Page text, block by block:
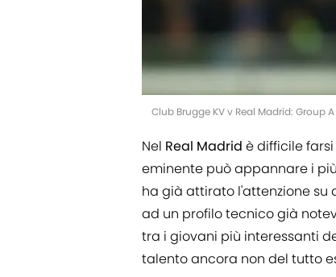
Club Brugge KV v Real Madrid: Group
Nel Real Madrid è difficile
eminente può appannare i
ha già attirato l'attenzione su
ad un profilo tecnico già
tra i giovani più interessanti
talento ancora non del tutto